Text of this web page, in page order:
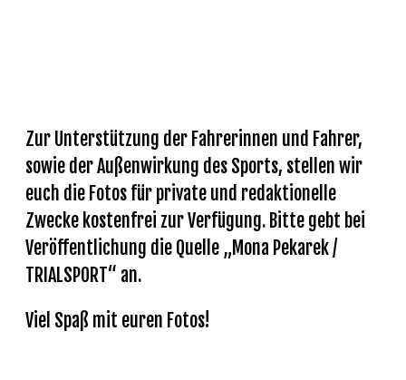
Zur Unterstützung der Fahrerinnen und Fahrer,
sowie der Außenwirkung des Sports, stellen wir
euch die Fotos für private und redaktionelle
Zwecke kostenfrei zur Verfügung. Bitte gebt bei
Veröffentlichung die Quelle „Mona Pekarek /
TRIALSPORT“ an.
Viel Spaß mit euren Fotos!